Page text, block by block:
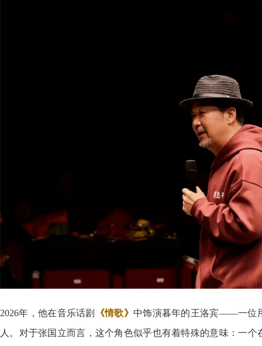
2026年，他在音乐话剧 《情歌》 中饰演暮年的王洛宾——一位
人。对于张国立而言，这个角色似乎也有着特殊的意味：一